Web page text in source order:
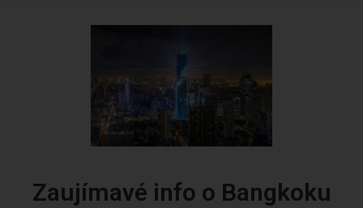
Zaujímavé info o Bangkoku